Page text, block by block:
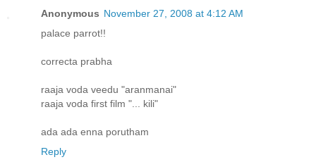
Anonymous November 27, 2008 at 4:12 AM
palace parrot!!
correcta prabha
raaja voda veedu "aranmanai"
raaja voda first film "... kili"
ada ada enna porutham
Reply